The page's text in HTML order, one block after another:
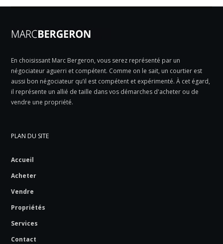
En choisissant Marc Bergeron, vous serez représenté par un
négociateur aguerri et compétent. Comme on le sait, un courtier est
aussi bon négociateur qu’il est compétent et expérimenté. À cet égard,
il représente un allié de taille dans vos démarches d'acheter ou de
vendre une propriété.
PLAN DU SITE
Accueil
Acheter
Vendre
Propriétés
Services
Contact